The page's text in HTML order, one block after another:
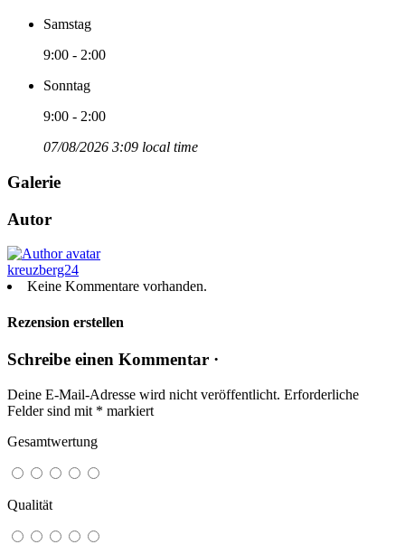
Samstag
9:00 - 2:00
Sonntag
9:00 - 2:00
07/08/2026 3:09 local time
Galerie
Autor
kreuzberg24
Keine Kommentare vorhanden.
Rezension erstellen
Schreibe einen Kommentar ·
Deine E-Mail-Adresse wird nicht veröffentlicht. Erforderliche
Felder sind mit * markiert
Gesamtwertung
Qualität